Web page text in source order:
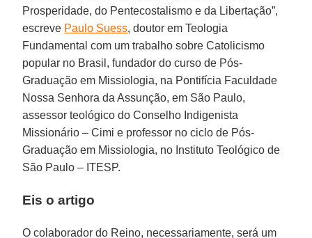
Prosperidade, do Pentecostalismo e da Libertação”,
escreve Paulo Suess, doutor em Teologia
Fundamental com um trabalho sobre Catolicismo
popular no Brasil, fundador do curso de Pós-
Graduação em Missiologia, na Pontifícia Faculdade
Nossa Senhora da Assunção, em São Paulo,
assessor teológico do Conselho Indigenista
Missionário – Cimi e professor no ciclo de Pós-
Graduação em Missiologia, no Instituto Teológico de
São Paulo – ITESP.
Eis o artigo
O colaborador do Reino, necessariamente, será um